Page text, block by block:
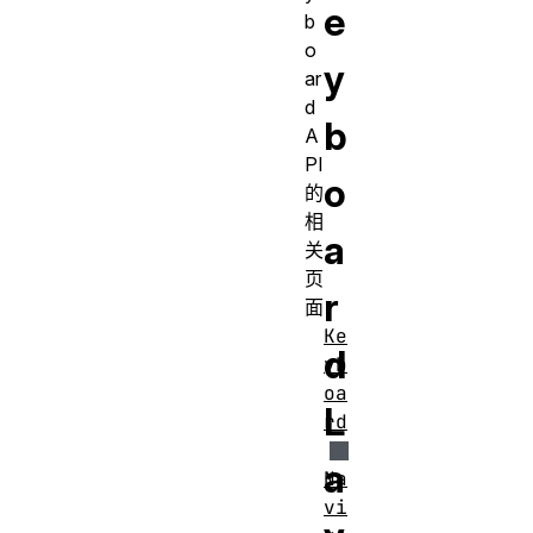
e
y
b
o
a
r
d
L
a
b
o
ar
d
A
PI
的
相
关
页
面
Ke
yb
oa
rd
Na
vi